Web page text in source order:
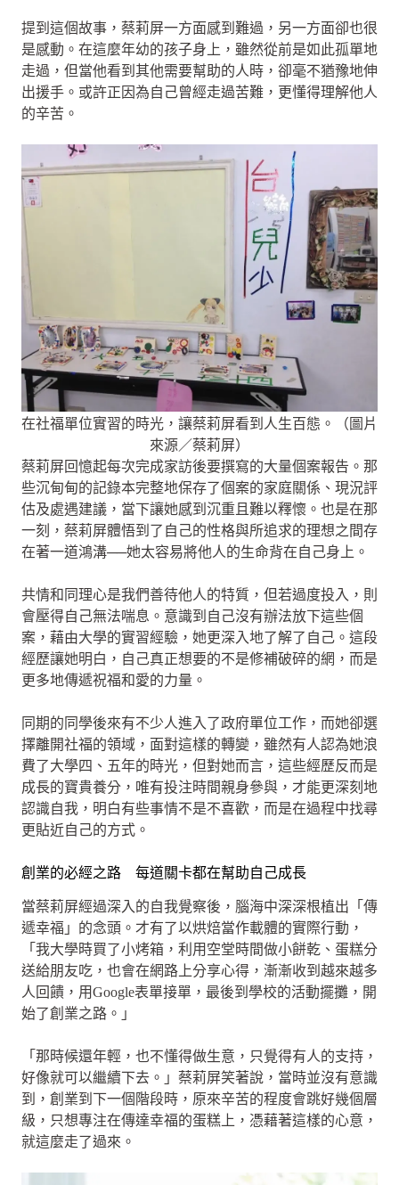
提到這個故事，蔡莉屏一方面感到難過，另一方面卻也很
是感動。在這麼年幼的孩子身上，雖然從前是如此孤單地
走過，但當他看到其他需要幫助的人時，卻毫不猶豫地伸
出援手。或許正因為自己曾經走過苦難，更懂得理解他人
的辛苦。
在社福單位實習的時光，讓蔡莉屏看到人生百態。（圖片
來源／蔡莉屏）
蔡莉屏回憶起每次完成家訪後要撰寫的大量個案報告。那
些沉甸甸的記錄本完整地保存了個案的家庭關係、現況評
估及處遇建議，當下讓她感到沉重且難以釋懷。也是在那
一刻，蔡莉屏體悟到了自己的性格與所追求的理想之間存
在著一道鴻溝──她太容易將他人的生命背在自己身上。
共情和同理心是我們善待他人的特質，但若過度投入，則
會壓得自己無法喘息。意識到自己沒有辦法放下這些個
案，藉由大學的實習經驗，她更深入地了解了自己。這段
經歷讓她明白，自己真正想要的不是修補破碎的網，而是
更多地傳遞祝福和愛的力量。
同期的同學後來有不少人進入了政府單位工作，而她卻選
擇離開社福的領域，面對這樣的轉變，雖然有人認為她浪
費了大學四、五年的時光，但對她而言，這些經歷反而是
成長的寶貴養分，唯有投注時間親身參與，才能更深刻地
認識自我，明白有些事情不是不喜歡，而是在過程中找尋
更貼近自己的方式。
創業的必經之路 每道關卡都在幫助自己成長
當蔡莉屏經過深入的自我覺察後，腦海中深深根植出「傳
遞幸福」的念頭。才有了以烘焙當作載體的實際行動，
「我大學時買了小烤箱，利用空堂時間做小餅乾、蛋糕分
送給朋友吃，也會在網路上分享心得，漸漸收到越來越多
人回饋，用Google表單接單，最後到學校的活動擺攤，開
始了創業之路。」
「那時候還年輕，也不懂得做生意，只覺得有人的支持，
好像就可以繼續下去。」蔡莉屏笑著說，當時並沒有意識
到，創業到下一個階段時，原來辛苦的程度會跳好幾個層
級，只想專注在傳達幸福的蛋糕上，憑藉著這樣的心意，
就這麼走了過來。